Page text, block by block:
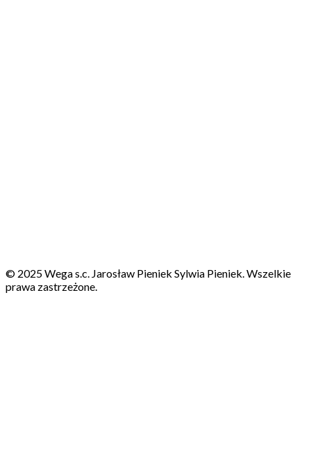
© 2025 Wega s.c. Jarosław Pieniek Sylwia Pieniek. Wszelkie
prawa zastrzeżone.